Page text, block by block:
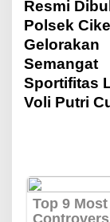
a
v
g
Resmi
Polsek
Gelorakan
Semangat
Sportifitas
Voli Putri